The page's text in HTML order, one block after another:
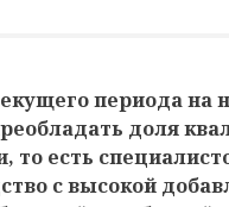
периода на
доля
то есть
с высокой